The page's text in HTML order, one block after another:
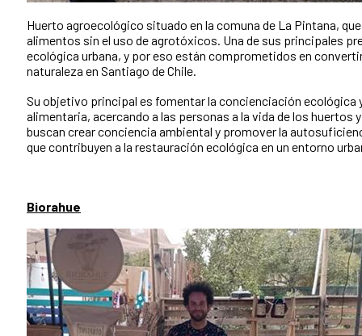
Huerto agroecológico situado en la comuna de La Pintana,
alimentos sin el uso de agrotóxicos. Una de sus principales
ecológica urbana, y por eso están comprometidos en
naturaleza en Santiago de Chile.
Su objetivo principal es fomentar la concienciación ecológica
alimentaria, acercando a las personas a la vida de los huertos
buscan crear conciencia ambiental y promover la
que contribuyen a la restauración ecológica en un entorno
Biorahue